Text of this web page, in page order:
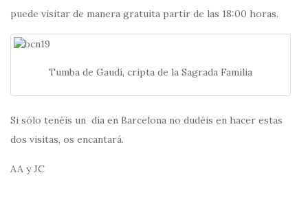
puede visitar de manera gratuita partir de las 18:00 horas.
Tumba de Gaudí, cripta de la Sagrada Familia
Si sólo tenéis un día en Barcelona no dudéis en hacer estas
dos visitas, os encantará.
AA y JC